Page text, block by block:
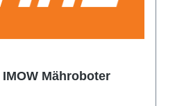
IMOW Mähroboter